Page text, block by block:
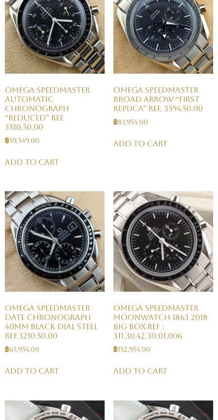
OMEGA Speedmaster
Automatic
Chronograph
“Reduced” Ref.
3510.50.00
฿59,549.00
Add to cart
Omega Speedmaster
Broad Arrow “First
Replica” Ref. 3594.50.00
฿83,954.00
Add to cart
Omega Speedmaster
Date Chronograph
40mm Black Dial Steel
Ref.3210.50.00
฿65,954.00
Add to cart
Omega Speedmaster
Moonwatch 1863 2018
Big Box Ref :
311.30.42.30.01.006
฿152,954.00
Add to cart